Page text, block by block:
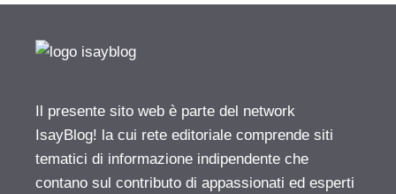
Il presente sito web è parte del network
IsayBlog! la cui rete editoriale comprende siti
tematici di informazione indipendente che
contano sul contributo di appassionati ed esperti